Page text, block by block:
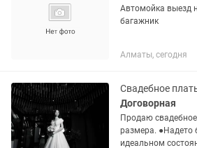
Автомойка выезд
багажник
Алматы, сегодня
Договорная
Продаю
размера. ●Надето
идеальном